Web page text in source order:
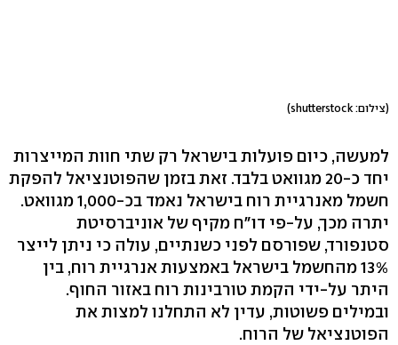
(צילום: shutterstock)
למעשה, כיום פועלות בישראל רק שתי חוות המייצרות
יחד כ-20 מגוואט בלבד. זאת בזמן שהפוטנציאל להפקת
חשמל מאנרגיית רוח בישראל נאמד בכ-1,000 מגוואט.
יתרה מכך, על-פי דו"ח מקיף של אוניברסיטת
סטנפורד, שפורסם לפני כשנתיים, עולה כי ניתן לייצר
13% מהחשמל בישראל באמצעות אנרגיית רוח, בין
היתר על-ידי הקמת טורבינות רוח באזור החוף.
ובמילים פשוטות, עדין לא התחלנו למצות את
הפוטנציאל של הרוח.